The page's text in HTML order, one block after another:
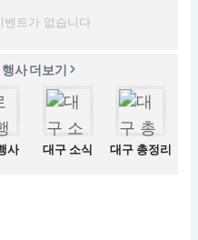
벤트가 없습니다
사 더보기
사 대구 소식 대구 총정리